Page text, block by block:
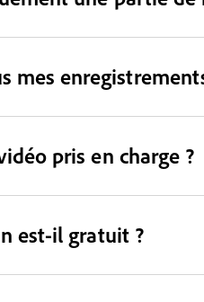
mes
pris en charge ?
est-il gratuit ?